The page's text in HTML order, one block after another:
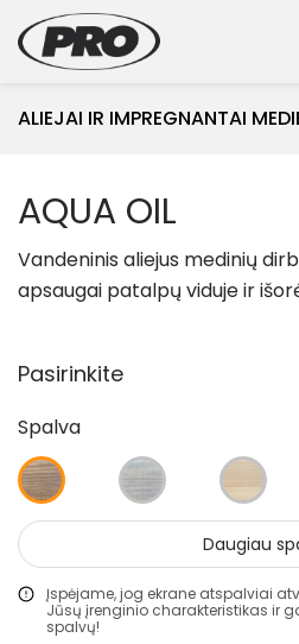
ALIEJAI IR IMPREGNANTAI
Gruntai
Glaistai
Klijai
Struktūriniai tinkai
Dekoravimo glaistai
Statybiniai sandarikliai
Spec. paskirties
Aliejai ir impregnantai
AQUA OIL
Vandeninis aliejus medinių
apsaugai patalpų viduje ir
Pasirinkite
Spalva
Daugiau
Įspėjame, jog ekrane atspalviai
Jūsų įrenginio charakteristikas ir
spalvų!